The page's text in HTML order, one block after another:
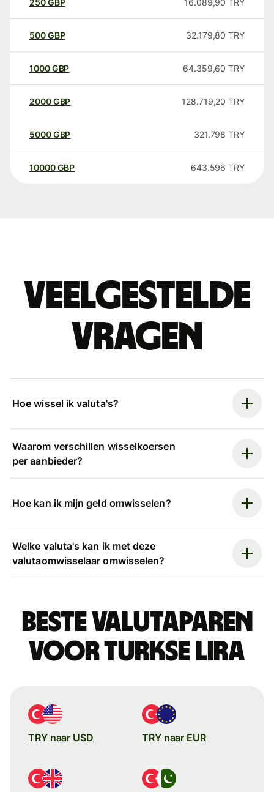
250GBP 16.089,90 TRY
500GBP 32.179,80 TRY
1000GBP 64.359,60 TRY
2000GBP 128.719,20 TRY
5000GBP 321.798 TRY
10000 GBP 643.596 TRY
Veelgestelde
vragen
Hoe wissel ik valuta's?
Waarom verschillen wisselkoersen
per aanbieder?
Hoe kan ik mijn geld omwisselen?
Welke valuta's kan ik met deze
valutaomwisselaar omwisselen?
Beste valutaparen
voor Turkse lira
TRY naar USD TRY naar EUR